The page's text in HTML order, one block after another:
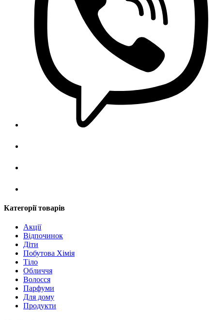
Категорії товарів
Акції
Відпочинок
Діти
Побутова Хімія
Тіло
Обличчя
Волосся
Парфуми
Для дому
Продукти